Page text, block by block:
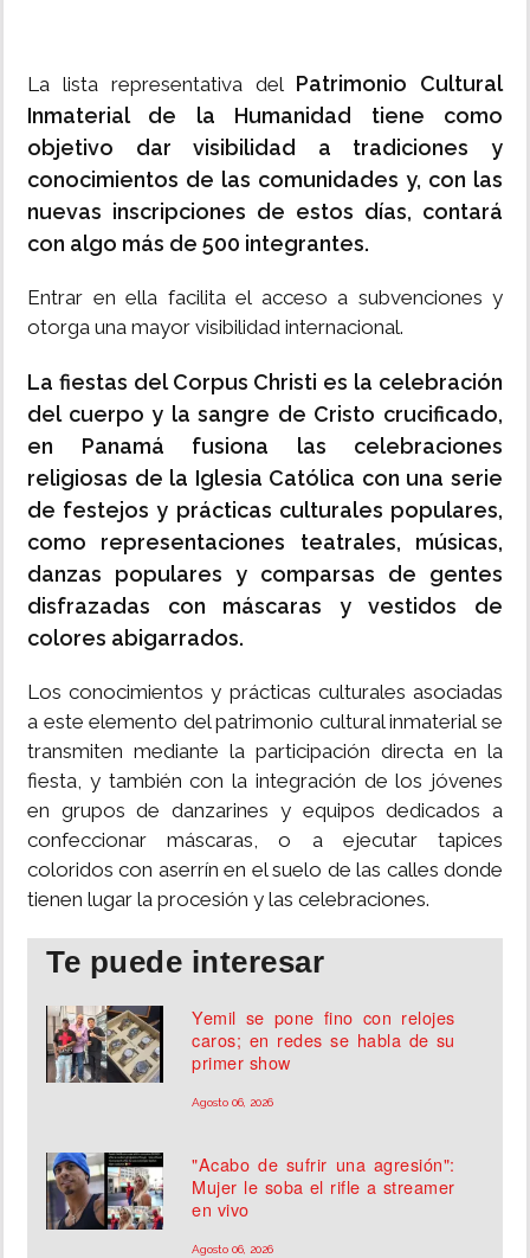
La lista representativa del Patrimonio Cultural
Inmaterial de la Humanidad tiene como
objetivo dar visibilidad a tradiciones y
conocimientos de las comunidades y, con las
nuevas inscripciones de estos días, contará
con algo más de 500 integrantes.
Entrar en ella facilita el acceso a subvenciones y
otorga una mayor visibilidad internacional.
La fiestas del Corpus Christi es la celebración
del cuerpo y la sangre de Cristo crucificado,
en Panamá fusiona las celebraciones
religiosas de la Iglesia Católica con una serie
de festejos y prácticas culturales populares,
como representaciones teatrales, músicas,
danzas populares y comparsas de gentes
disfrazadas con máscaras y vestidos de
colores abigarrados.
Los conocimientos y prácticas culturales asociadas
a este elemento del patrimonio cultural inmaterial se
transmiten mediante la participación directa en la
fiesta, y también con la integración de los jóvenes
en grupos de danzarines y equipos dedicados a
confeccionar máscaras, o a ejecutar tapices
coloridos con aserrín en el suelo de las calles donde
tienen lugar la procesión y las celebraciones.
Te puede interesar
Yemil se pone fino con relojes
caros; en redes se habla de su
primer show
Agosto 06, 2026
"Acabo de sufrir una agresión":
Mujer le soba el rifle a streamer
en vivo
Agosto 06, 2026